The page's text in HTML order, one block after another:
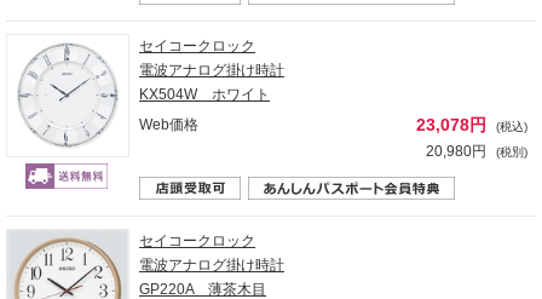
セイコークロック
電波アナログ掛け時計
KX504W ホワイト
Web価格
23,078円 (税込)
20,980円 (税別)
セイコークロック
電波アナログ掛け時計
GP220A 薄茶木目